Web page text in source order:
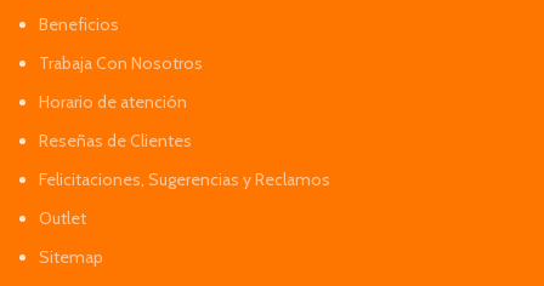
Beneficios
Trabaja Con Nosotros
Horario de atención
Reseñas de Clientes
Felicitaciones, Sugerencias y Reclamos
Outlet
Sitemap